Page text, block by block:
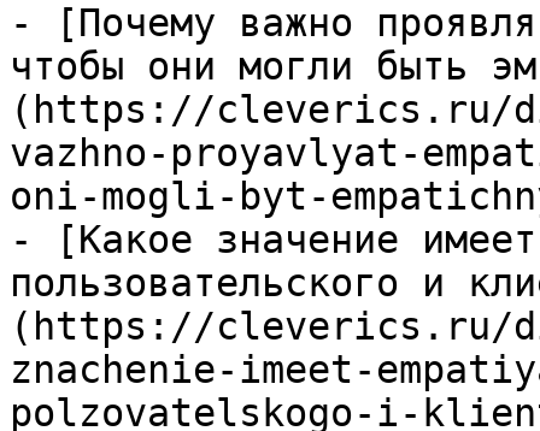
- [Почему важно
чтобы они могли быть
(https://cleverics.ru/
vazhno-proyavlyat-
oni-mogli-byt-
- [Какое значение
пользовательского и
(https://cleverics.ru/
znachenie-imeet-
polzovatelskogo-i-